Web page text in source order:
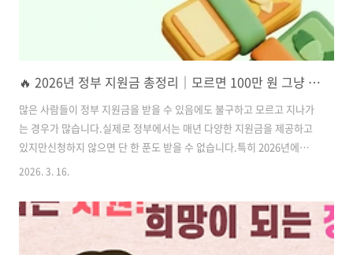
🔥 2026년 정부 지원금 총정리｜모르면 100만 원 그냥 놓칩니다
많은 사람들이 정부 지원금을 받을 수 있음에도 불구하고 모르고 지나가
는 경우가 많습니다.실제로 정부에서는 매년 다양한 지원금을 제공하고
있지만신청하지 않으면 단 한 푼도 받을 수 없습니다.특히 2026년에는
생활비 부담을 줄이기 위해여러 가지 현금 지원 제도와 환급 제도가 운영
한눈에 정리했습니다. 1️⃣ 근로장려금 (최대 330만 원)근로장려금은 일정
소득 이하 근로자와 자영업자를 위해정부가 지원하는 대표적인 지원금
입니다.지원 금액단독 가구 → 최대 165만 원홑벌이 가구 → 최대 285만
2026. 3. 16.